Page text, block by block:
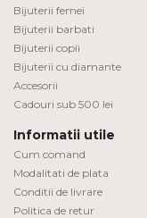
Bijuterii femei
Bijuterii barbati
Bijuterii copii
Bijuterii cu diamante
Accesorii
Cadouri sub 500 lei
Informatii utile
Cum comand
Modalitati de plata
Conditii de livrare
Politica de retur